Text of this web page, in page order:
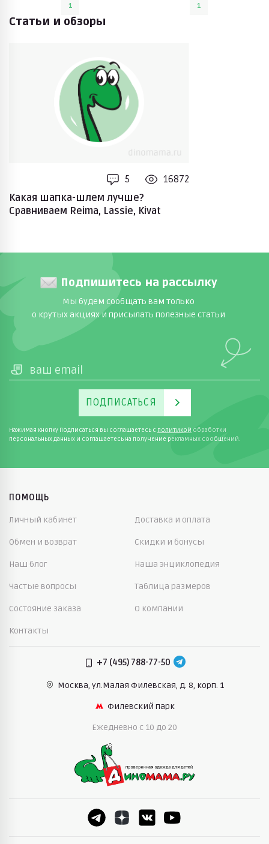
1 1
Статьи и обзоры
5
16872
Какая шапка-шлем лучше?
Сравниваем Reima, Lassie, Kivat
Подпишитесь на рассылку
Мы будем сообщать вам только
о крутых акциях и присылать полезные статьи
ПОДПИСАТЬСЯ
Нажимая кнопку Подписаться вы соглашаетесь с политикой обработки
персональных данных и соглашаетесь на получение рекламных сообщений.
ПОМОЩЬ
Личный кабинет Доставка и оплата
Обмен и возврат Скидки и бонусы
Наш блог Наша энциклопедия
Частые вопросы Таблица размеров
Состояние заказа О компании
Контакты
+7 (495) 788-77-50
Москва, ул.Малая Филевская, д. 8, корп. 1
Филевский парк
Ежедневно c 10 до 20